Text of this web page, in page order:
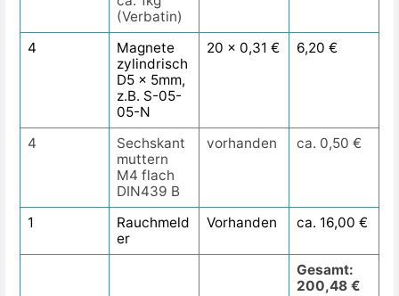
(Verbatin)
4
Magnete
zylindrisch
D5 x 5mm,
z.B. S-05-
05-N
20 x 0,31 € 6,20 €
4
Sechskant
muttern
M4 flach
DIN439 B
vorhanden ca. 0,50 €
1
Rauchmeld
er
Vorhanden ca. 16,00 €
Gesamt:
200,48 €